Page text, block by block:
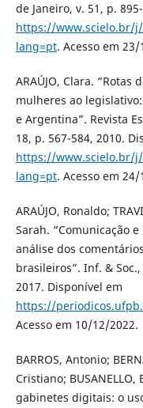
de Janeiro, v. 51, p.
https://www.scielo.br/j/
lang=pt. Acesso em
ARAÚJO, Clara.
mulheres ao
e Argentina”. Revista
18, p. 567-584, 2010.
https://www.scielo.br/j/
lang=pt. Acesso em
ARAÚJO, Ronaldo;
Sarah. “Comunicação
análise dos
brasileiros”. Inf. & Soc.,
2017. Disponível em
https://
Acesso em 10/12/2022.
BARROS, Antonio;
Cristiano;
gabinetes digitais: o